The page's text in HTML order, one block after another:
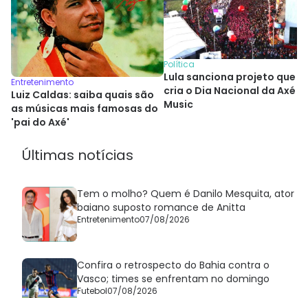
Entretenimento
Luiz Caldas: saiba quais são
as músicas mais famosas do
'pai do Axé'
Política
Lula sanciona projeto que
cria o Dia Nacional da Axé
Music
Últimas notícias
Tem o molho? Quem é Danilo Mesquita, ator
baiano suposto romance de Anitta
Entretenimento07/08/2026
Confira o retrospecto do Bahia contra o
Vasco; times se enfrentam no domingo
Futebol07/08/2026